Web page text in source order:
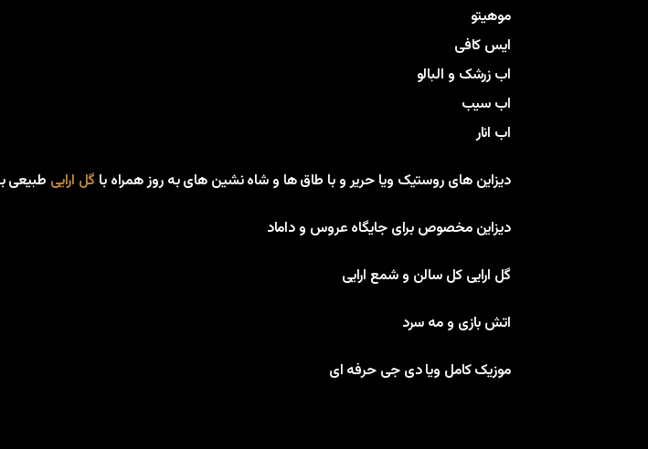
موهیتو
ایس کافی
اب زرشک و البالو
اب سیب
اب انار
دیزاین های روستیک ویا حریر و با طاق ها و شاه نشین های به روز همراه با گل ارایی طبیعی
دیزاین مخصوص برای جایگاه عروس و داماد
گل ارایی کل سالن و شمع ارایی
اتش بازی و مه سرد
موزیک کامل ویا دی جی حرفه ای